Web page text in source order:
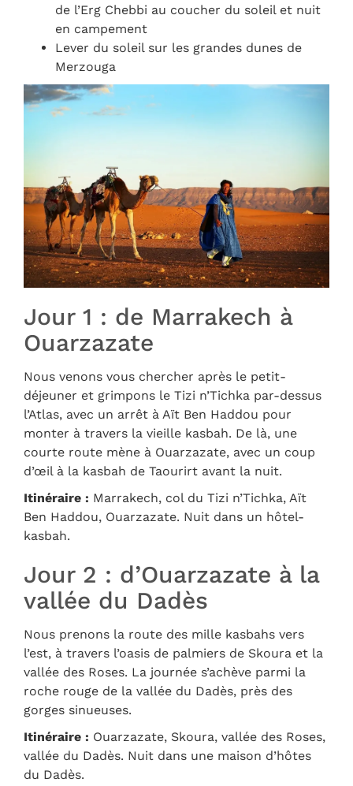
de l’Erg Chebbi au coucher du soleil et nuit
en campement
Lever du soleil sur les grandes dunes de
Merzouga
Jour 1 : de Marrakech à
Ouarzazate
Nous venons vous chercher après le petit-
déjeuner et grimpons le Tizi n’Tichka par-dessus
l’Atlas, avec un arrêt à Aït Ben Haddou pour
monter à travers la vieille kasbah. De là, une
courte route mène à Ouarzazate, avec un coup
d’œil à la kasbah de Taourirt avant la nuit.
Itinéraire : Marrakech, col du Tizi n’Tichka, Aït
Ben Haddou, Ouarzazate. Nuit dans un hôtel-
kasbah.
Jour 2 : d’Ouarzazate à la
vallée du Dadès
Nous prenons la route des mille kasbahs vers
l’est, à travers l’oasis de palmiers de Skoura et la
vallée des Roses. La journée s’achève parmi la
roche rouge de la vallée du Dadès, près des
gorges sinueuses.
Itinéraire : Ouarzazate, Skoura, vallée des Roses,
vallée du Dadès. Nuit dans une maison d’hôtes
du Dadès.